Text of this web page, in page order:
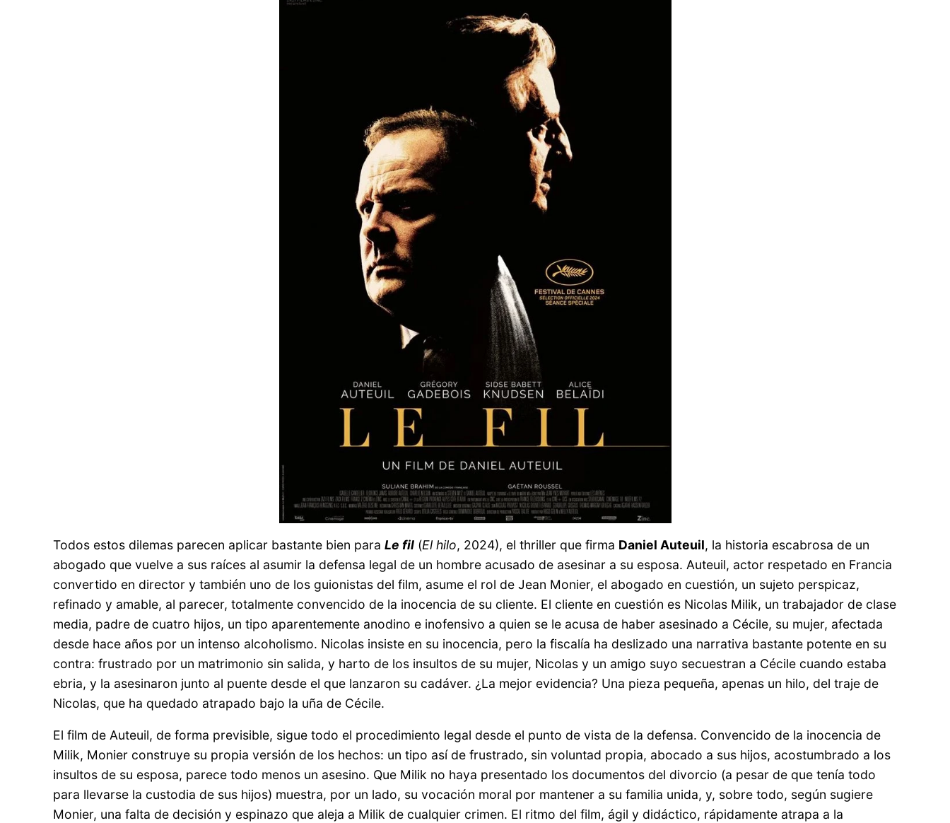
Todos estos dilemas parecen aplicar bastante bien paraLe fil (El hilo, 2024), el thriller que firma Daniel Auteuil, la historia escabrosa de un
abogado que vuelve a sus raíces al asumir la defensa legal de un hombre acusado de asesinar a su esposa. Auteuil, actor respetado en Francia
convertido en director y también uno de los guionistas del film, asume el rol de Jean Monier, el abogado en cuestión, un sujeto perspicaz,
refinado y amable, al parecer, totalmente convencido de la inocencia de su cliente. El cliente en cuestión es Nicolas Milik, un trabajador de clase
media, padre de cuatro hijos, un tipo aparentemente anodino e inofensivo a quien se le acusa de haber asesinado a Cécile, su mujer, afectada
desde hace años por un intenso alcoholismo. Nicolas insiste en su inocencia, pero la fiscalía ha deslizado una narrativa bastante potente en su
contra: frustrado por un matrimonio sin salida, y harto de los insultos de su mujer, Nicolas y un amigo suyo secuestran a Cécile cuando estaba
ebria, y la asesinaron junto al puente desde el que lanzaron su cadáver. ¿La mejor evidencia? Una pieza pequeña, apenas un hilo, del traje de
Nicolas, que ha quedado atrapado bajo la uña de Cécile.
El film de Auteuil, de forma previsible, sigue todo el procedimiento legal desde el punto de vista de la defensa. Convencido de la inocencia de
Milik, Monier construye su propia versión de los hechos: un tipo así de frustrado, sin voluntad propia, abocado a sus hijos, acostumbrado a los
insultos de su esposa, parece todo menos un asesino. Que Milik no haya presentado los documentos del divorcio (a pesar de que tenía todo
para llevarse la custodia de sus hijos) muestra, por un lado, su vocación moral por mantener a su familia unida, y, sobre todo, según sugiere
Monier, una falta de decisión y espinazo que aleja a Milik de cualquier crimen. El ritmo del film, ágil y didáctico, rápidamente atrapa a la